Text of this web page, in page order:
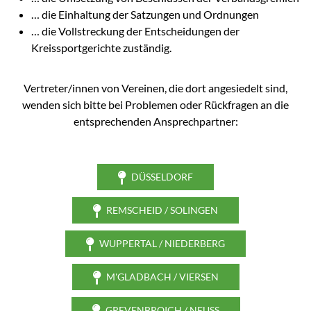
… die Einhaltung der Satzungen und Ordnungen
… die Vollstreckung der Entscheidungen der
Kreissportgerichte zuständig.
Vertreter/innen von Vereinen, die dort angesiedelt sind,
wenden sich bitte bei Problemen oder Rückfragen an die
entsprechenden Ansprechpartner:
DÜSSELDORF
REMSCHEID / SOLINGEN
WUPPERTAL / NIEDERBERG
M'GLADBACH / VIERSEN